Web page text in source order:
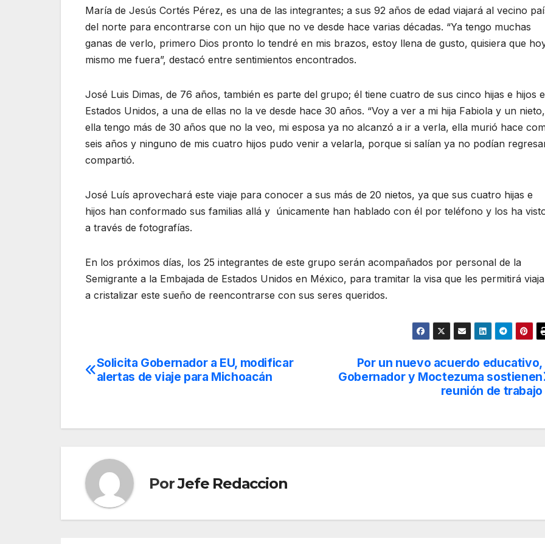
María de Jesús Cortés Pérez, es una de las integrantes; a sus 92 años de edad viajará al vecino
del norte para encontrarse con un hijo que no ve desde hace varias décadas. “Ya tengo muchas
ganas de verlo, primero Dios pronto lo tendré en mis brazos, estoy llena de gusto, quisiera que
mismo me fuera”, destacó entre sentimientos encontrados.
José Luis Dimas, de 76 años, también es parte del grupo; él tiene cuatro de sus cinco hijas e hijos
Estados Unidos, a una de ellas no la ve desde hace 30 años. “Voy a ver a mi hija Fabiola y un
ella tengo más de 30 años que no la veo, mi esposa ya no alcanzó a ir a verla, ella murió hace
seis años y ninguno de mis cuatro hijos pudo venir a velarla, porque si salían ya no podían
compartió.
José Luís aprovechará este viaje para conocer a sus más de 20 nietos, ya que sus cuatro hijas e
hijos han conformado sus familias allá y únicamente han hablado con él por teléfono y los ha
a través de fotografías.
En los próximos días, los 25 integrantes de este grupo serán acompañados por personal de la
Semigrante a la Embajada de Estados Unidos en México, para tramitar la visa que les permitirá
a cristalizar este sueño de reencontrarse con sus seres queridos.
Navegación
Por un nuevo acuerdo educativo,
Gobernador y Moctezuma sostienen
reunión de trabajo
Solicita Gobernador a EU, modificar
alertas de viaje para Michoacán
PorJefe Redaccion